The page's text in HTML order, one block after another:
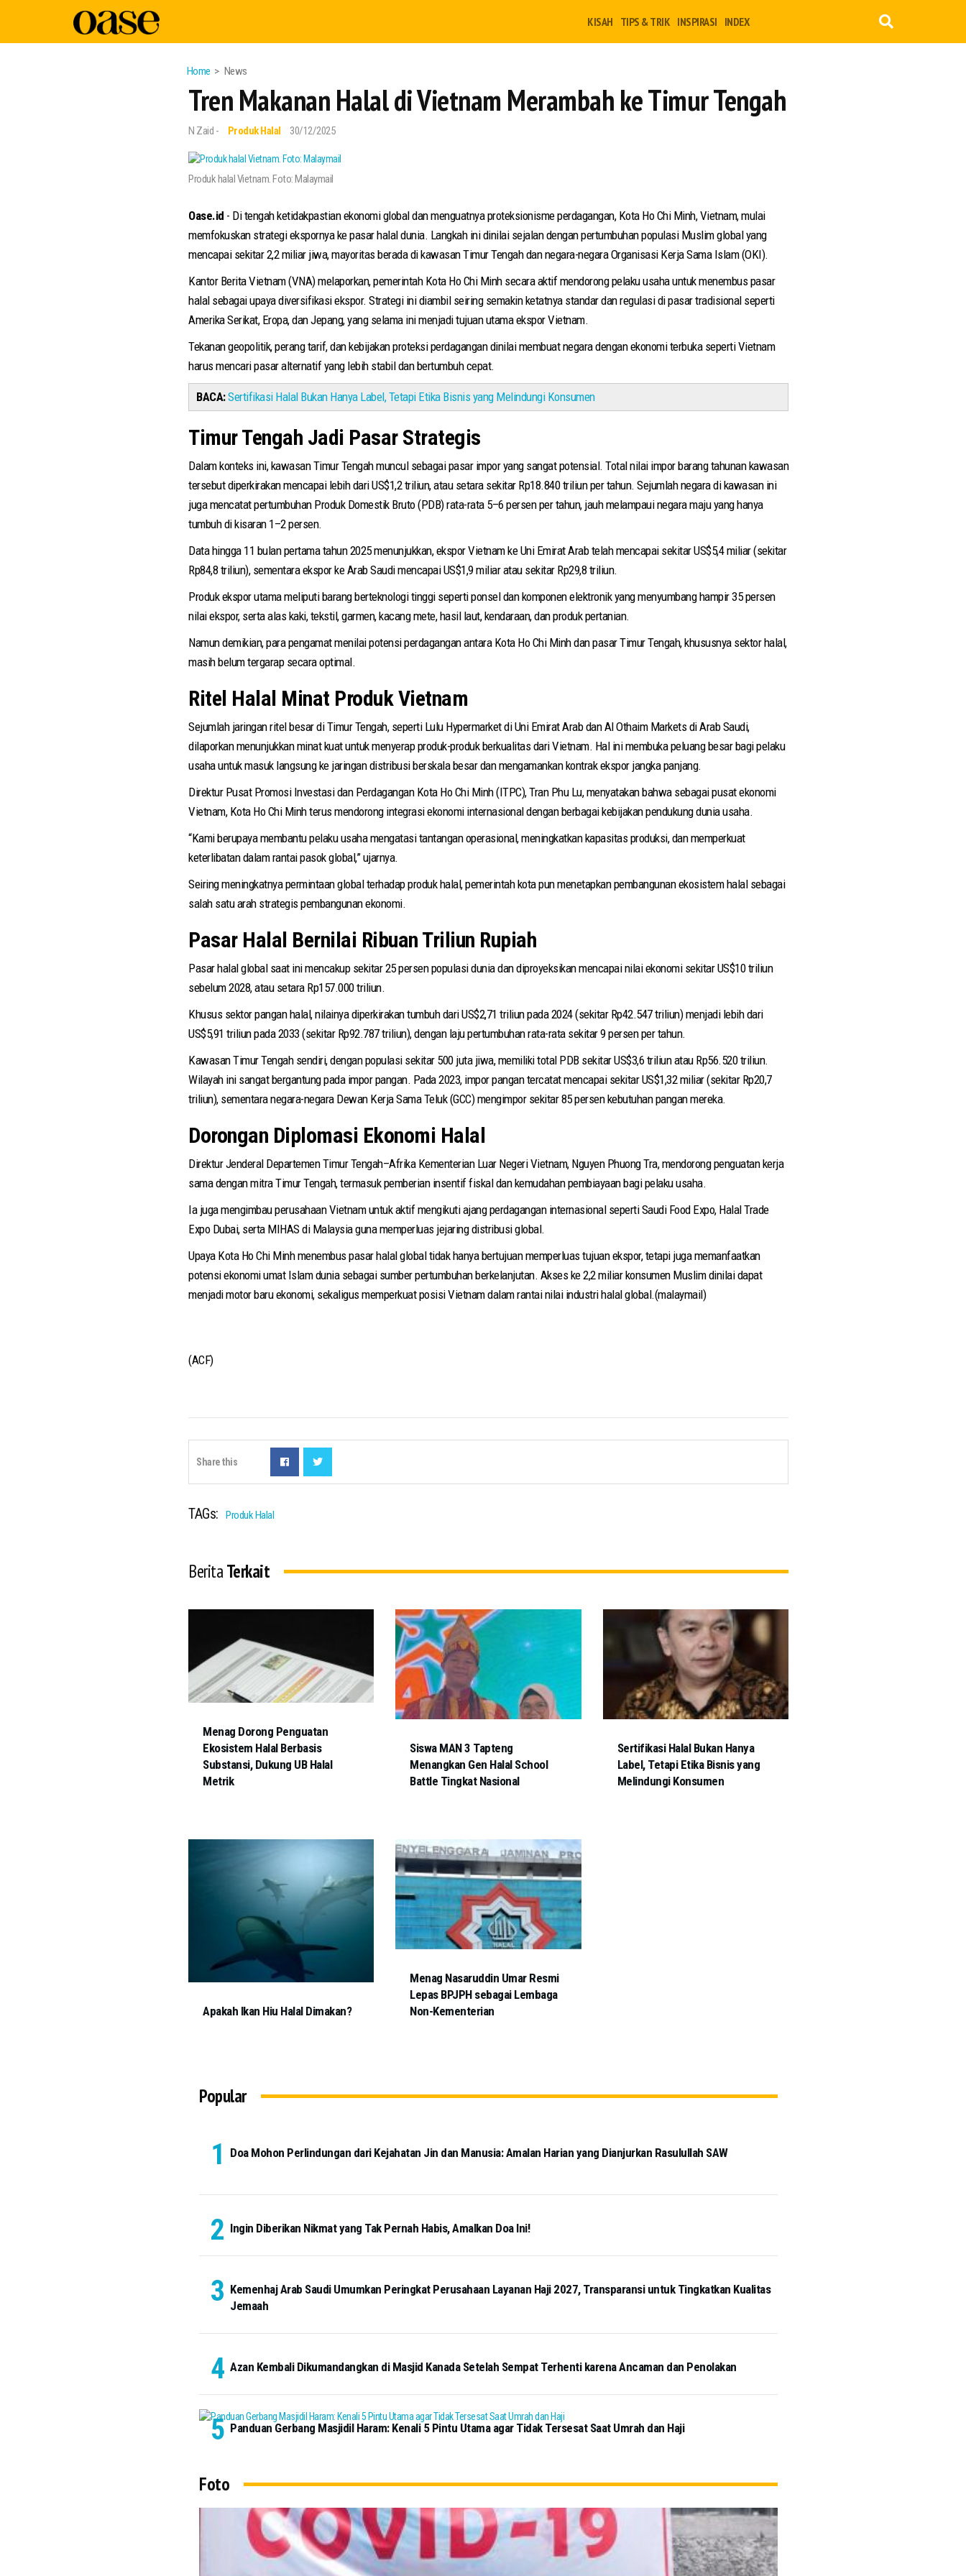
KISAH TIPS & TRIK INSPIRASI INDEX
Home News
Tren Makanan Halal di Vietnam Merambah ke Timur Tengah
N Zaid - Produk Halal 30/12/2025
Produk halal Vietnam. Foto: Malaymail
Oase.id - Di tengah ketidakpastian ekonomi global dan menguatnya proteksionisme perdagangan, Kota Ho Chi Minh, Vietnam, mulai
memfokuskan strategi ekspornya ke pasar halal dunia. Langkah ini dinilai sejalan dengan pertumbuhan populasi Muslim global yang
mencapai sekitar 2,2 miliar jiwa, mayoritas berada di kawasan Timur Tengah dan negara-negara Organisasi Kerja Sama Islam (OKI).
Kantor Berita Vietnam (VNA) melaporkan, pemerintah Kota Ho Chi Minh secara aktif mendorong pelaku usaha untuk menembus pasar
halal sebagai upaya diversifikasi ekspor. Strategi ini diambil seiring semakin ketatnya standar dan regulasi di pasar tradisional seperti
Amerika Serikat, Eropa, dan Jepang, yang selama ini menjadi tujuan utama ekspor Vietnam.
Tekanan geopolitik, perang tarif, dan kebijakan proteksi perdagangan dinilai membuat negara dengan ekonomi terbuka seperti Vietnam
harus mencari pasar alternatif yang lebih stabil dan bertumbuh cepat.
BACA:Sertifikasi Halal Bukan Hanya Label, Tetapi Etika Bisnis yang Melindungi Konsumen
Timur Tengah Jadi Pasar Strategis
Dalam konteks ini, kawasan Timur Tengah muncul sebagai pasar impor yang sangat potensial. Total nilai impor barang tahunan kawasan
tersebut diperkirakan mencapai lebih dari US$1,2 triliun, atau setara sekitar Rp18.840 triliun per tahun. Sejumlah negara di kawasan ini
juga mencatat pertumbuhan Produk Domestik Bruto (PDB) rata-rata 5–6 persen per tahun, jauh melampaui negara maju yang hanya
tumbuh di kisaran 1–2 persen.
Data hingga 11 bulan pertama tahun 2025 menunjukkan, ekspor Vietnam ke Uni Emirat Arab telah mencapai sekitar US$5,4 miliar (sekitar
Rp84,8 triliun), sementara ekspor ke Arab Saudi mencapai US$1,9 miliar atau sekitar Rp29,8 triliun.
Produk ekspor utama meliputi barang berteknologi tinggi seperti ponsel dan komponen elektronik yang menyumbang hampir 35 persen
nilai ekspor, serta alas kaki, tekstil, garmen, kacang mete, hasil laut, kendaraan, dan produk pertanian.
Namun demikian, para pengamat menilai potensi perdagangan antara Kota Ho Chi Minh dan pasar Timur Tengah, khususnya sektor halal,
masih belum tergarap secara optimal.
Ritel Halal Minat Produk Vietnam
Sejumlah jaringan ritel besar di Timur Tengah, seperti Lulu Hypermarket di Uni Emirat Arab dan Al Othaim Markets di Arab Saudi,
dilaporkan menunjukkan minat kuat untuk menyerap produk-produk berkualitas dari Vietnam. Hal ini membuka peluang besar bagi pelaku
usaha untuk masuk langsung ke jaringan distribusi berskala besar dan mengamankan kontrak ekspor jangka panjang.
Direktur Pusat Promosi Investasi dan Perdagangan Kota Ho Chi Minh (ITPC), Tran Phu Lu, menyatakan bahwa sebagai pusat ekonomi
Vietnam, Kota Ho Chi Minh terus mendorong integrasi ekonomi internasional dengan berbagai kebijakan pendukung dunia usaha.
“Kami berupaya membantu pelaku usaha mengatasi tantangan operasional, meningkatkan kapasitas produksi, dan memperkuat
keterlibatan dalam rantai pasok global,” ujarnya.
Seiring meningkatnya permintaan global terhadap produk halal, pemerintah kota pun menetapkan pembangunan ekosistem halal sebagai
salah satu arah strategis pembangunan ekonomi.
Pasar Halal Bernilai Ribuan Triliun Rupiah
Pasar halal global saat ini mencakup sekitar 25 persen populasi dunia dan diproyeksikan mencapai nilai ekonomi sekitar US$10 triliun
sebelum 2028, atau setara Rp157.000 triliun.
Khusus sektor pangan halal, nilainya diperkirakan tumbuh dari US$2,71 triliun pada 2024 (sekitar Rp42.547 triliun) menjadi lebih dari
US$5,91 triliun pada 2033 (sekitar Rp92.787 triliun), dengan laju pertumbuhan rata-rata sekitar 9 persen per tahun.
Kawasan Timur Tengah sendiri, dengan populasi sekitar 500 juta jiwa, memiliki total PDB sekitar US$3,6 triliun atau Rp56.520 triliun.
Wilayah ini sangat bergantung pada impor pangan. Pada 2023, impor pangan tercatat mencapai sekitar US$1,32 miliar (sekitar Rp20,7
triliun), sementara negara-negara Dewan Kerja Sama Teluk (GCC) mengimpor sekitar 85 persen kebutuhan pangan mereka.
Dorongan Diplomasi Ekonomi Halal
Direktur Jenderal Departemen Timur Tengah–Afrika Kementerian Luar Negeri Vietnam, Nguyen Phuong Tra, mendorong penguatan kerja
sama dengan mitra Timur Tengah, termasuk pemberian insentif fiskal dan kemudahan pembiayaan bagi pelaku usaha.
Ia juga mengimbau perusahaan Vietnam untuk aktif mengikuti ajang perdagangan internasional seperti Saudi Food Expo, Halal Trade
Expo Dubai, serta MIHAS di Malaysia guna memperluas jejaring distribusi global.
Upaya Kota Ho Chi Minh menembus pasar halal global tidak hanya bertujuan memperluas tujuan ekspor, tetapi juga memanfaatkan
potensi ekonomi umat Islam dunia sebagai sumber pertumbuhan berkelanjutan. Akses ke 2,2 miliar konsumen Muslim dinilai dapat
menjadi motor baru ekonomi, sekaligus memperkuat posisi Vietnam dalam rantai nilai industri halal global.(malaymail)
(ACF)
Share this
TAGs: Produk Halal
BeritaTerkait
Menag Dorong Penguatan
Ekosistem Halal Berbasis
Substansi, Dukung UB Halal
Metrik
Siswa MAN 3 Tapteng
Menangkan Gen Halal School
Battle Tingkat Nasional
Sertifikasi Halal Bukan Hanya
Label, Tetapi Etika Bisnis yang
Melindungi Konsumen
Apakah Ikan Hiu Halal Dimakan?
Menag Nasaruddin Umar Resmi
Lepas BPJPH sebagai Lembaga
Non-Kementerian
Popular
Doa Mohon Perlindungan dari Kejahatan Jin dan Manusia: Amalan Harian yang Dianjurkan Rasulullah SAW
Ingin Diberikan Nikmat yang Tak Pernah Habis, Amalkan Doa Ini!
Kemenhaj Arab Saudi Umumkan Peringkat Perusahaan Layanan Haji 2027, Transparansi untuk Tingkatkan Kualitas
Jemaah
Azan Kembali Dikumandangkan di Masjid Kanada Setelah Sempat Terhenti karena Ancaman dan Penolakan
Panduan Gerbang Masjidil Haram: Kenali 5 Pintu Utama agar Tidak Tersesat Saat Umrah dan Haji
Foto